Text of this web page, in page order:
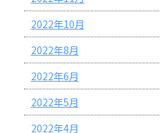
2022年10月
2022年8月
2022年6月
2022年5月
2022年4月